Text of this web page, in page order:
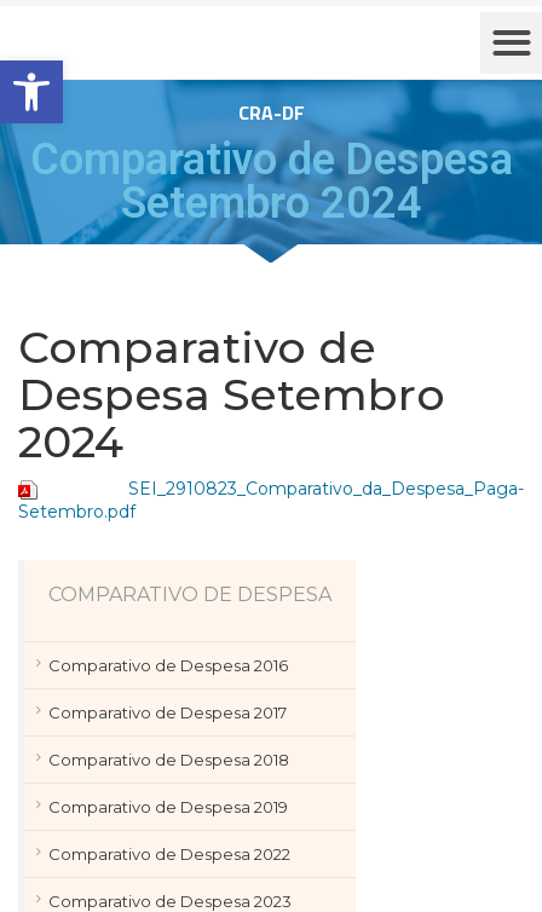
Barra de Ferramentas Aberta
CRA-DF
Comparativo de Despesa
Setembro 2024
Comparativo de
Despesa Setembro
2024
SEI_2910823_Comparativo_da_Despesa_Paga-
Setembro.pdf
COMPARATIVO DE DESPESA
Comparativo de Despesa 2016
Comparativo de Despesa 2017
Comparativo de Despesa 2018
Comparativo de Despesa 2019
Comparativo de Despesa 2022
Comparativo de Despesa 2023